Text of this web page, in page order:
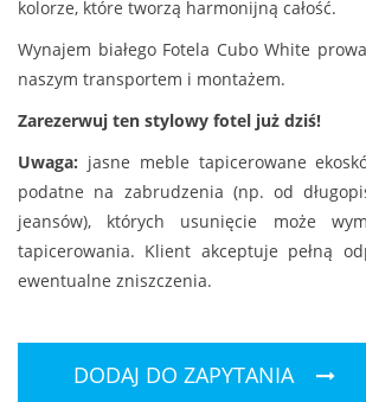
kolorze, które tworzą harmonijną całość.
Wynajem białego Fotela Cubo White
naszym transportem i montażem.
Zarezerwuj ten stylowy fotel już dziś!
Uwaga: jasne meble tapicerowane
podatne na zabrudzenia (np. od
jeansów), których usunięcie może
tapicerowania. Klient akceptuje pełną
ewentualne zniszczenia.
DODAJ DO ZAPYTANIA